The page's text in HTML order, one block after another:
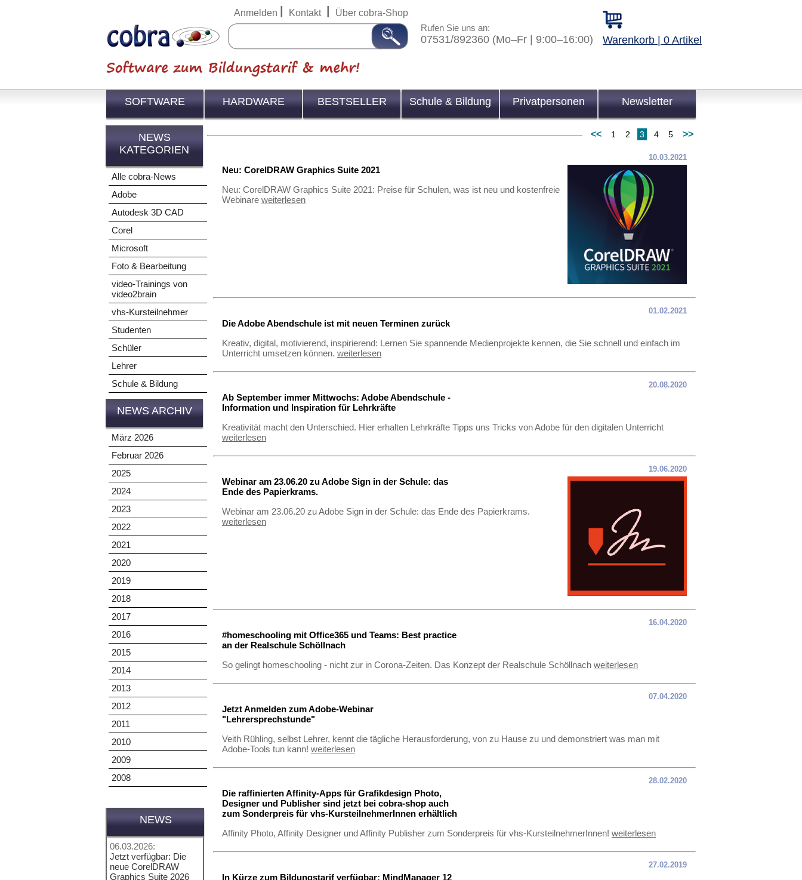
Anmelden Kontakt|
Über cobra-Shop
Rufen Sie uns an:
07531/892360 (Mo–Fr | 9:00–16:00) Warenkorb | 0 Artikel
SOFTWARE HARDWARE BESTSELLER Schule & Bildung Privatpersonen Newsletter
NEWS
KATEGORIEN
Alle cobra-News
Adobe
Autodesk 3D CAD
Corel
Microsoft
Foto & Bearbeitung
video-Trainings von
video2brain
vhs-Kursteilnehmer
Studenten
Schüler
Lehrer
Schule & Bildung
NEWS ARCHIV
März 2026
Februar 2026
2025
2024
2023
2022
2021
2020
2019
2018
2017
2016
2015
2014
2013
2012
2011
2010
2009
2008
NEWS
06.03.2026:
Jetzt verfügbar: Die
neue CorelDRAW
Graphics Suite 2026
<< 1 2 3 4 5 >>
Neu: CorelDRAW Graphics Suite 2021
Neu: CorelDRAW Graphics Suite 2021: Preise für Schulen, was ist neu und kostenfreie
Webinare weiterlesen
10.03.2021
Die Adobe Abendschule ist mit neuen Terminen zurück
Kreativ, digital, motivierend, inspirierend: Lernen Sie spannende Medienprojekte kennen, die Sie schnell und einfach im
Unterricht umsetzen können. weiterlesen
01.02.2021
Ab September immer Mittwochs: Adobe Abendschule -
Information und Inspiration für Lehrkräfte
Kreativität macht den Unterschied. Hier erhalten Lehrkräfte Tipps uns Tricks von Adobe für den digitalen Unterricht
weiterlesen
20.08.2020
Webinar am 23.06.20 zu Adobe Sign in der Schule: das
Ende des Papierkrams.
Webinar am 23.06.20 zu Adobe Sign in der Schule: das Ende des Papierkrams.
weiterlesen
19.06.2020
#homeschooling mit Office365 und Teams: Best practice
an der Realschule Schöllnach
So gelingt homeschooling - nicht zur in Corona-Zeiten. Das Konzept der Realschule Schöllnach weiterlesen
16.04.2020
Jetzt Anmelden zum Adobe-Webinar
"Lehrersprechstunde"
Veith Rühling, selbst Lehrer, kennt die tägliche Herausforderung, von zu Hause zu und demonstriert was man mit
Adobe-Tools tun kann! weiterlesen
07.04.2020
Die raffinierten Affinity-Apps für Grafikdesign Photo,
Designer und Publisher sind jetzt bei cobra-shop auch
zum Sonderpreis für vhs-KursteilnehmerInnen erhältlich
Affinity Photo, Affinity Designer und Affinity Publisher zum Sonderpreis für vhs-KursteilnehmerInnen! weiterlesen
28.02.2020
In Kürze zum Bildungstarif verfügbar: MindManager 12
27.02.2019